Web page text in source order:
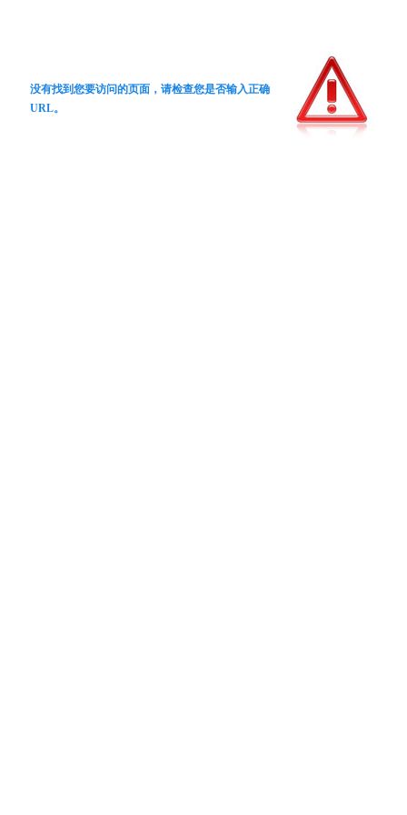
没有找到您要访问的页面，请检查您是否输入正确
URL。